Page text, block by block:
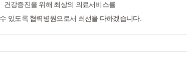
건강증진을 위해 최상의 의료서비스를
있도록 협력병원으로서 최선을 다하겠습니다.